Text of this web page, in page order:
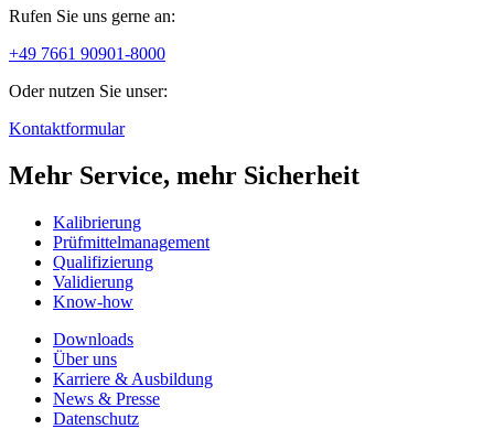
Rufen Sie uns gerne an:
+49 7661 90901-8000
Oder nutzen Sie unser:
Kontaktformular
Mehr Service, mehr Sicherheit
Kalibrierung
Prüfmittelmanagement
Qualifizierung
Validierung
Know-how
Downloads
Über uns
Karriere & Ausbildung
News & Presse
Datenschutz